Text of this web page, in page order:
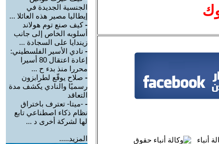
الجنسية الجديدة في
إيطاليا مصير هذه العائلا ...
-كيف صنع توم هولاند
أسلوبه الخاص إلى جانب
زيندايا على السجادة ...
- نادي الأسير الفلسطيني:
إعادة اعتقال 80 أسيرا
محررا منذ بدء ح ...
- صلاح يوقّع لطرابزون
رسميًا والنادي يكشف مدة
التعاقد
- -ميتا- تعترف باختراق
نظام ذكاء اصطناعي تابع
لها لشركة أخرى د ...
المزيد.....